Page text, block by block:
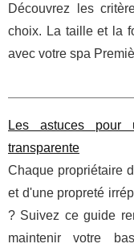
Découvrez les
choix. La taille et la
avec votre spa
Les astuces pour
transparente
Chaque propriétaire
et d'une propreté
? Suivez ce guide
maintenir votre